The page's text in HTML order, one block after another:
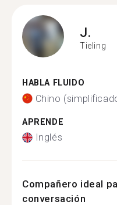
J.
Tieling
HABLA FLUIDO
Chino
APRENDE
Inglés
Compañero ideal
conversación